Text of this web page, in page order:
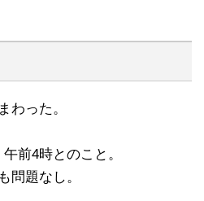
わった。
前4時とのこと。
問題なし。